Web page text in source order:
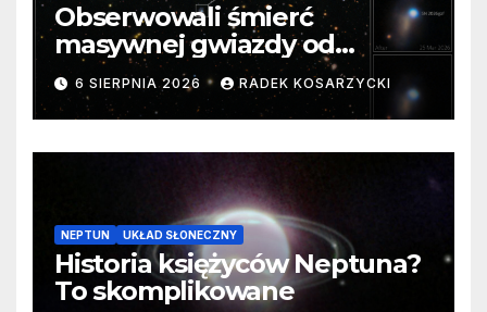
Obserwowali śmierć
masywnej gwiazdy od
samego początku. Niezwykle
cenne dane
6 SIERPNIA 2026 RADEK KOSARZYCKI
NEPTUN UKŁAD SŁONECZNY
Historia księżyców Neptuna?
To skomplikowane